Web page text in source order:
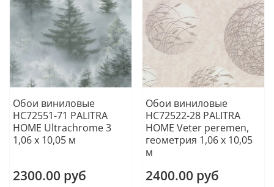
Обои виниловые
HC72551-71 PALITRA
HOME Ultrachrome 3
1,06 х 10,05 м
2300.00 руб
Обои виниловые
HC72522-28 PALITRA
HOME Veter peremen,
геометрия 1,06 х 10,05
м
2400.00 руб